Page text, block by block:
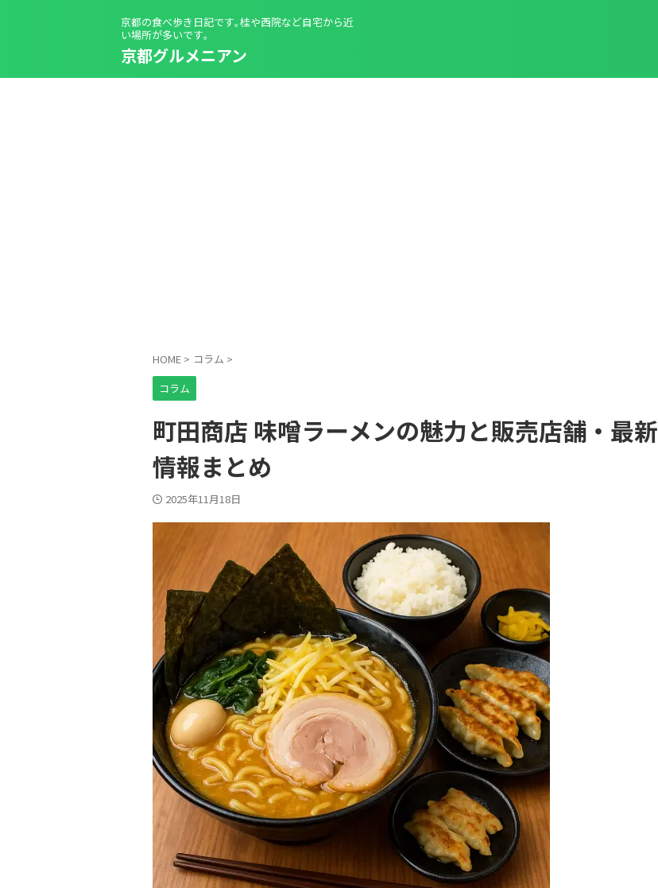
京都の食べ歩き日記です｡桂や西院など自宅から近
い場所が多いです｡
京都グルメニアン
HOME > コラム >
コラム
町田商店 味噌ラーメンの魅力と販売店舗・最新
情報まとめ
2025年11月18日